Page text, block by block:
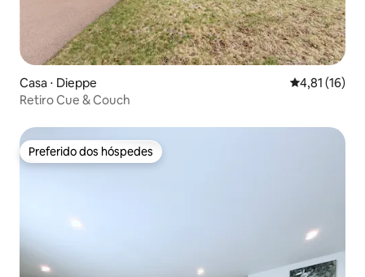
Casa ⋅ Dieppe 4,81 de uma
4,81 (16)
Retiro Cue & Couch
Preferido dos hóspedes
Preferido dos hóspedes